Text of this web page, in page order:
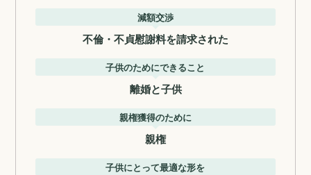
減額交渉
不倫・不貞慰謝料を請求された
子供のためにできること
離婚と子供
親権獲得のために
親権
子供にとって最適な形を